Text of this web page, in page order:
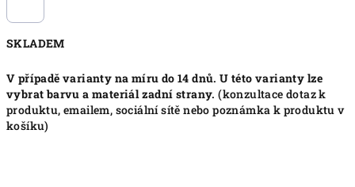
SKLADEM
V případě varianty na míru do 14 dnů. U této varianty lze
vybrat barvu a materiál zadní strany.(konzultace dotaz k
produktu, emailem, sociální sítě nebo poznámka k produktu v
košíku)